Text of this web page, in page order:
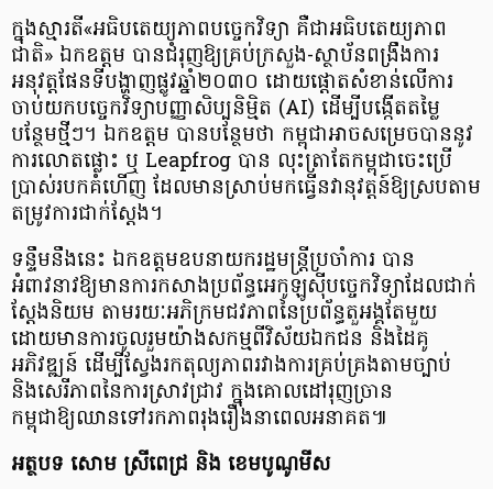
ក្នុងស្មារតី«អធិបតេយ្យភាពបច្ចេកវិទ្យា គឺជាអធិបតេយ្យភាព
ជាតិ» ឯកឧត្តម បានជំរុញឱ្យគ្រប់ក្រសួង-ស្ថាប័នពង្រឹងការ
អនុវត្តផែនទីបង្ហាញផ្លូវឆ្នាំ២០៣០ ដោយផ្ដោតសំខាន់លើការ
ចាប់យកបច្ចេកវិទ្យាបញ្ញាសិប្បនិម្មិត (AI) ដើម្បីបង្កើតតម្លៃ
បន្ថែមថ្មីៗ។ ឯកឧត្តម បានបន្ថែមថា កម្ពុជាអាចសម្រេចបាននូវ
ការលោតផ្លោះ ឬ Leapfrog បាន លុះត្រាតែកម្ពុជាចេះប្រើ
ប្រាស់របកគំហើញ ដែលមានស្រាប់មកធ្វើនវានុវត្តន៍ឱ្យស្របតាម
តម្រូវការជាក់ស្ដែង។
ទន្ទឹមនឹងនេះ ឯកឧត្តមឧបនាយករដ្ឋមន្ត្រីប្រចាំការ បាន
អំពាវនាវឱ្យមានការកសាងប្រព័ន្ធអេកូឡូស៊ីបច្ចេកវិទ្យាដែលជាក់
ស្ដែងនិយម តាមរយៈអភិក្រមជវភាពនៃប្រព័ន្ធតួអង្គតែមួយ
ដោយមានការចូលរួមយ៉ាងសកម្មពីវិស័យឯកជន និងដៃគូ
អភិវឌ្ឍន៍ ដើម្បីស្វែងរកតុល្យភាពរវាងការគ្រប់គ្រងតាមច្បាប់
និងសេរីភាពនៃការស្រាវជ្រាវ ក្នុងគោលដៅរុញច្រាន
កម្ពុជាឱ្យឈានទៅរកភាពរុងរឿងនាពេលអនាគត៕
អត្ថបទ សោម ស្រីពេជ្រ និង ខេមបូណូមីស